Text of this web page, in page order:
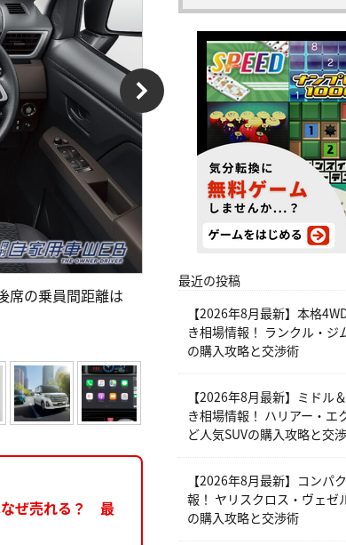
席の乗員間距離は
なぜ売れる？ 最
最近の投稿
【2026年8月最新】本格
き相場情報！ ランクル・ジ
の購入攻略と交渉術
【2026年8月最新】ミドル
き相場情報！ ハリアー・エ
ど人気SUVの購入攻略と交
【2026年8月最新】コンパ
報！ ヤリスクロス・ヴェゼ
の購入攻略と交渉術